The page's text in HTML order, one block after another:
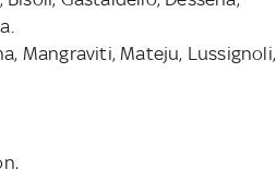
Mangraviti, Mateju, Lussignoli,